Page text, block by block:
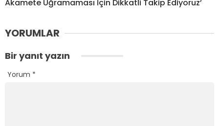
Akamete Uğramaması İçin Dikkatli Takip Ediyoruz’
YORUMLAR
Bir yanıt yazın
Yorum *